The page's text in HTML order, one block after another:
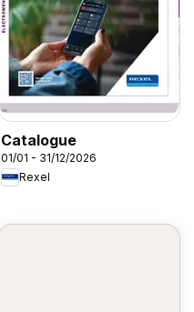
Catalogue
01/01 - 31/12/2026
Rexel